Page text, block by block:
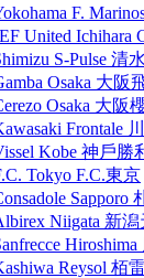
F.
United Ichihara
S-Pulse 清
Osaka 大阪
Osaka 大阪
Frontale
Kobe 神戶勝
Tokyo F.C.東京
Sapporo
Niigata 新
Reysol 栢